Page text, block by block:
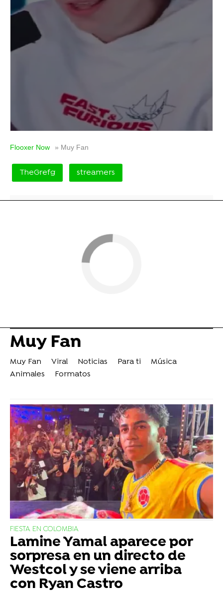
Flooxer Now » Muy Fan
TheGrefg streamers
Muy Fan
Muy Fan Viral Noticias Para ti
Música
Animales
Formatos
FIESTA EN COLOMBIA
Lamine Yamal aparece por
sorpresa en un directo de
Westcol y se viene arriba
con Ryan Castro